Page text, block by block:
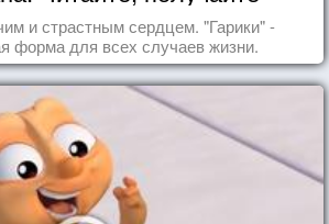
удовольствие!
и страстным сердцем. "Гарики" -
форма для всех случаев жизни.